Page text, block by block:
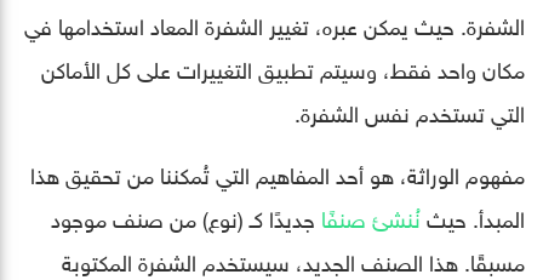
الشفرة. حيث يمكن عبره، تغيير الشفرة المعاد استخدامها في
مكان واحد فقط، وسيتم تطبيق التغييرات على كل الأماكن
التي تستخدم نفس الشفرة.
مفهوم الوراثة، هو أحد المفاهيم التي تُمكننا من تحقيق هذا
المبدأ. حيثنُنشئ صنفًا جديدًا كـ (نوع) من صنف موجود
مسبقًا. هذا الصنف الجديد، سيستخدم الشفرة المكتوبة